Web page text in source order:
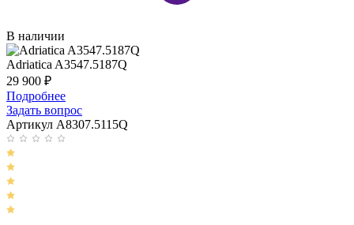
В наличии
Adriatica A3547.5187Q
29 900 ₽
Подробнее
Задать вопрос
Артикул A8307.5115Q